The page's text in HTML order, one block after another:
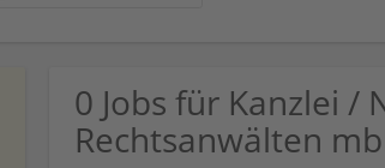
0 Jobs für Kanzlei /
Rechtsanwälten